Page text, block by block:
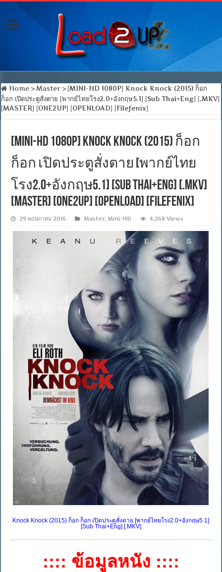
Home > Master > [MINI-HD 1080P] Knock Knock (2015) ก็อก
ก็อก เปิดประตูสั่งตาย [พากย์ไทยโรง2.0+อังกฤษ5.1] [Sub Thai+Eng] [.MKV]
[MASTER] [ONE2UP] [OPENLOAD] [Filefenix]
[MINI-HD 1080P] Knock Knock (2015) ก็อก
ก็อก เปิดประตูสั่งตาย [พากย์ไทย
โรง2.0+อังกฤษ5.1] [Sub Thai+Eng] [.MKV]
[MASTER] [ONE2UP] [OPENLOAD] [Filefenix]
29 พฤษภาคม 2016 Master,Mini-HD 4,268 Views
Knock Knock (2015) ก็อก ก็อก เปิดประตูสั่งตาย [พากย์ไทยโรง2.0+อังกฤษ5.1]
[Sub Thai+Eng] [.MKV]
:::: ข้อมูลหนัง ::::